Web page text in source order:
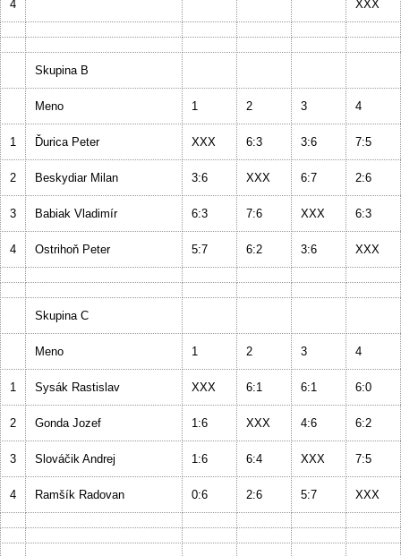
4 XXX
Skupina B
Meno 1 2 3 4
1 Ďurica Peter XXX 6:3 3:6 7:5
2 Beskydiar Milan 3:6 XXX 6:7 2:6
3 Babiak Vladimír 6:3 7:6 XXX 6:3
4 Ostrihoň Peter 5:7 6:2 3:6 XXX
Skupina C
Meno 1 2 3 4
1 Sysák Rastislav XXX 6:1 6:1 6:0
2 Gonda Jozef 1:6 XXX 4:6 6:2
3 Slováčik Andrej 1:6 6:4 XXX 7:5
4 Ramšík Radovan 0:6 2:6 5:7 XXX